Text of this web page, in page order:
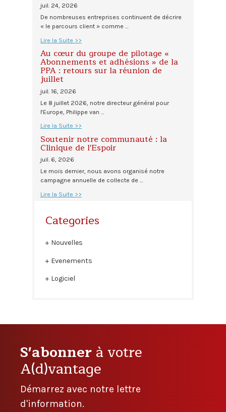
juil. 24, 2026
De nombreuses entreprises continuent de décrire
« le parcours client » comme …
Lire la Suite >>
Au cœur du groupe de pilotage «
Abonnements et adhésions » de la
PPA : retours sur la réunion de
juillet
juil. 16, 2026
Le 8 juillet 2026, notre directeur général pour
l'Europe, Philippe van …
Lire la Suite >>
Soutenir notre communauté : la
Clinique de l'Espoir
juil. 6, 2026
Le mois dernier, nous avons organisé notre
campagne annuelle de collecte de …
Lire la Suite >>
Categories
Nouvelles
Evenements
Logiciel
S'abonnerà votre
A(d)vantage
Démarrez avec notre lettre
d'information.